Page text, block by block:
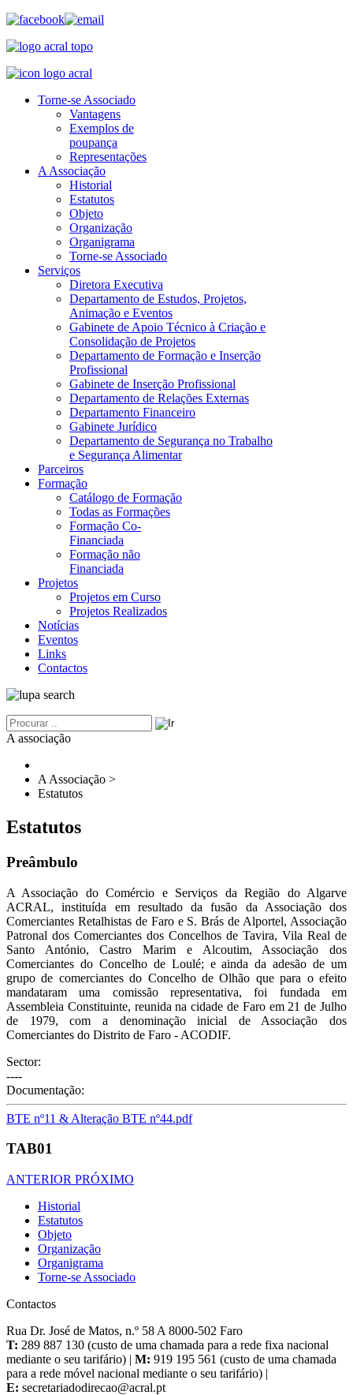
Torne-se Associado
Vantagens
Exemplos de
poupança
Representações
A Associação
Historial
Estatutos
Objeto
Organização
Organigrama
Torne-se Associado
Serviços
Diretora Executiva
Departamento de Estudos, Projetos,
Animação e Eventos
Gabinete de Apoio Técnico à Criação e
Consolidação de Projetos
Departamento de Formação e Inserção
Profissional
Gabinete de Inserção Profissional
Departamento de Relações Externas
Departamento Financeiro
Gabinete Jurídico
Departamento de Segurança no Trabalho
e Segurança Alimentar
Parceiros
Formação
Catálogo de Formação
Todas as Formações
Formação Co-
Financiada
Formação não
Financiada
Projetos
Projetos em Curso
Projetos Realizados
Notícias
Eventos
Links
Contactos
A associação
A Associação >
Estatutos
Estatutos
Preâmbulo
A Associação do Comércio e Serviços da Região do Algarve
ACRAL, instituída em resultado da fusão da Associação dos
Comerciantes Retalhistas de Faro e S. Brás de Alportel, Associação
Patronal dos Comerciantes dos Concelhos de Tavira, Vila Real de
Santo António, Castro Marim e Alcoutim, Associação dos
Comerciantes do Concelho de Loulé; e ainda da adesão de um
grupo de comerciantes do Concelho de Olhão que para o efeito
mandataram uma comissão representativa, foi fundada em
Assembleia Constituinte, reunida na cidade de Faro em 21 de Julho
de 1979, com a denominação inicial de Associação dos
Comerciantes do Distrito de Faro - ACODIF.
Sector:
----
Documentação:
BTE nº11 & Alteração BTE nº44.pdf
TAB01
ANTERIOR PRÓXIMO
Historial
Estatutos
Objeto
Organização
Organigrama
Torne-se Associado
Contactos
Rua Dr. José de Matos, n.º 58 A 8000-502 Faro
T: 289 887 130 (custo de uma chamada para a rede fixa nacional
mediante o seu tarifário) | M: 919 195 561 (custo de uma chamada
para a rede móvel nacional mediante o seu tarifário) |
E: